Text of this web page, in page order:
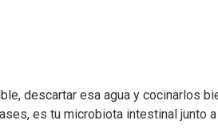
descartar esa agua y cocinarlos
es tu microbiota intestinal junto